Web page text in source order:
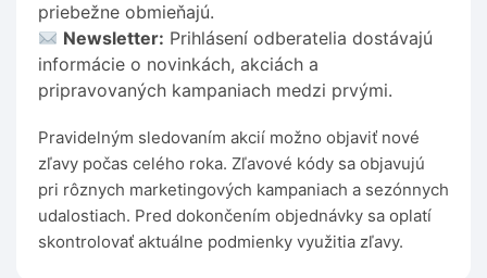
priebežne obmieňajú.
Newsletter: Prihlásení odberatelia dostávajú
informácie o novinkách, akciách a
pripravovaných kampaniach medzi prvými.
Pravidelným sledovaním akcií možno objaviť nové
zľavy počas celého roka. Zľavové kódy sa objavujú
pri rôznych marketingových kampaniach a sezónnych
udalostiach. Pred dokončením objednávky sa oplatí
skontrolovať aktuálne podmienky využitia zľavy.